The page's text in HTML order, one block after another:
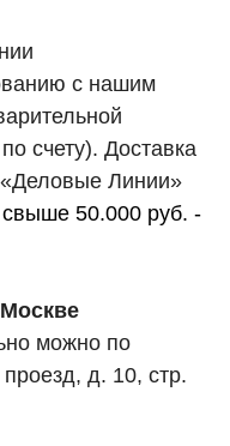
с нашим
счету). Доставка
Линии»
50.000 руб. -
можно по
д. 10, стр.